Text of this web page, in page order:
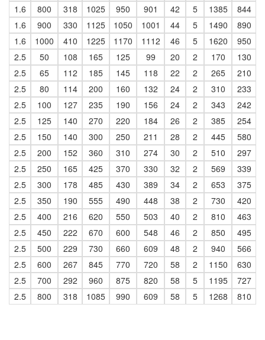
1.6
800 318 1025 950 901 42 5 1385
844
1.6
900 330 1125 1050 1001 44 5 1490
890
1.6
1000 410 1225 1170 1112 46 5 1620
950
2.5
50 108 165 125 99 20 2 170
130
2.5
65 112 185 145 118 22 2 265
210
2.5
80 114 200 160 132 24 2 310
233
2.5
100 127 235 190 156 24 2 343
242
2.5
125 140 270 220 184 26 2 385
254
2.5
150 140 300 250 211 28 2 445
580
2.5
200 152 360 310 274 30 2 510
297
2.5
250 165 425 370 330 32 2 569
339
2.5
300 178 485 430 389 34 2 653
375
2.5
350 190 555 490 448 38 2 730
420
2.5
400 216 620 550 503 40 2 810
463
2.5
450 222 670 600 548 46 2 850
495
2.5
500 229 730 660 609 48 2 940
566
2.5
600 267 845 770 720 58 2 1150
630
2.5
700 292 960 875 820 58 5 1195
727
2.5
800 318 1085 990 609 58 5 1268 810